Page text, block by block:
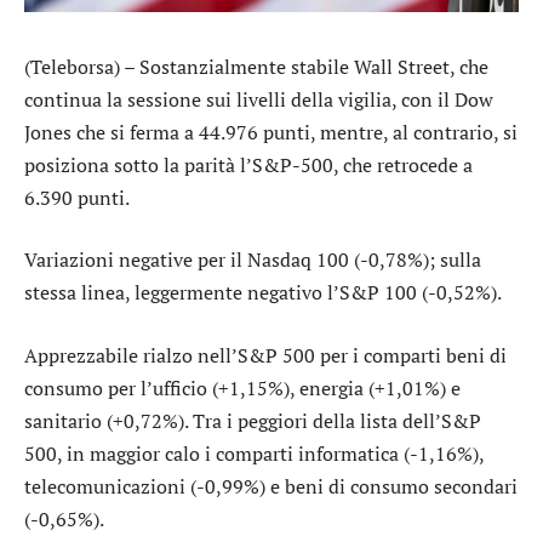
(Teleborsa) – Sostanzialmente stabile Wall Street, che
continua la sessione sui livelli della vigilia, con il Dow
Jones che si ferma a 44.976 punti, mentre, al contrario, si
posiziona sotto la parità l’S&P-500, che retrocede a
6.390 punti.
Variazioni negative per il Nasdaq 100 (-0,78%); sulla
stessa linea, leggermente negativo l’S&P 100 (-0,52%).
Apprezzabile rialzo nell’S&P 500 per i comparti beni di
consumo per l’ufficio (+1,15%),energia (+1,01%) e
sanitario (+0,72%). Tra i peggiori della lista dell’S&P
500, in maggior calo i comparti informatica (-1,16%),
telecomunicazioni (-0,99%) ebeni di consumo secondari
(-0,65%).